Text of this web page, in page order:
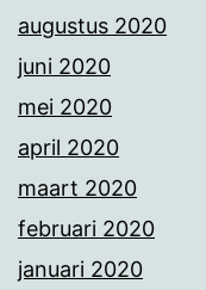
augustus 2020
juni 2020
mei 2020
april 2020
maart 2020
februari 2020
januari 2020